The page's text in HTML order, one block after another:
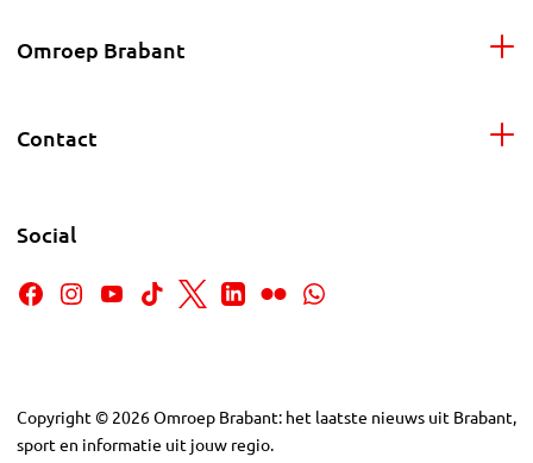
Omroep Brabant
Contact
Social
Copyright © 2026Omroep Brabant: het laatste nieuws uit Brabant,
sport en informatie uit jouw regio.